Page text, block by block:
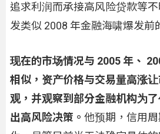
追求利润而承接高风险贷款等不
发类似 2008 年金融海啸爆发前
现在的市场情况与 2005 年、
相似，资产价格与交易量高涨
观，并观察到部分金融机构为
出高风险决策。 他预期，信用